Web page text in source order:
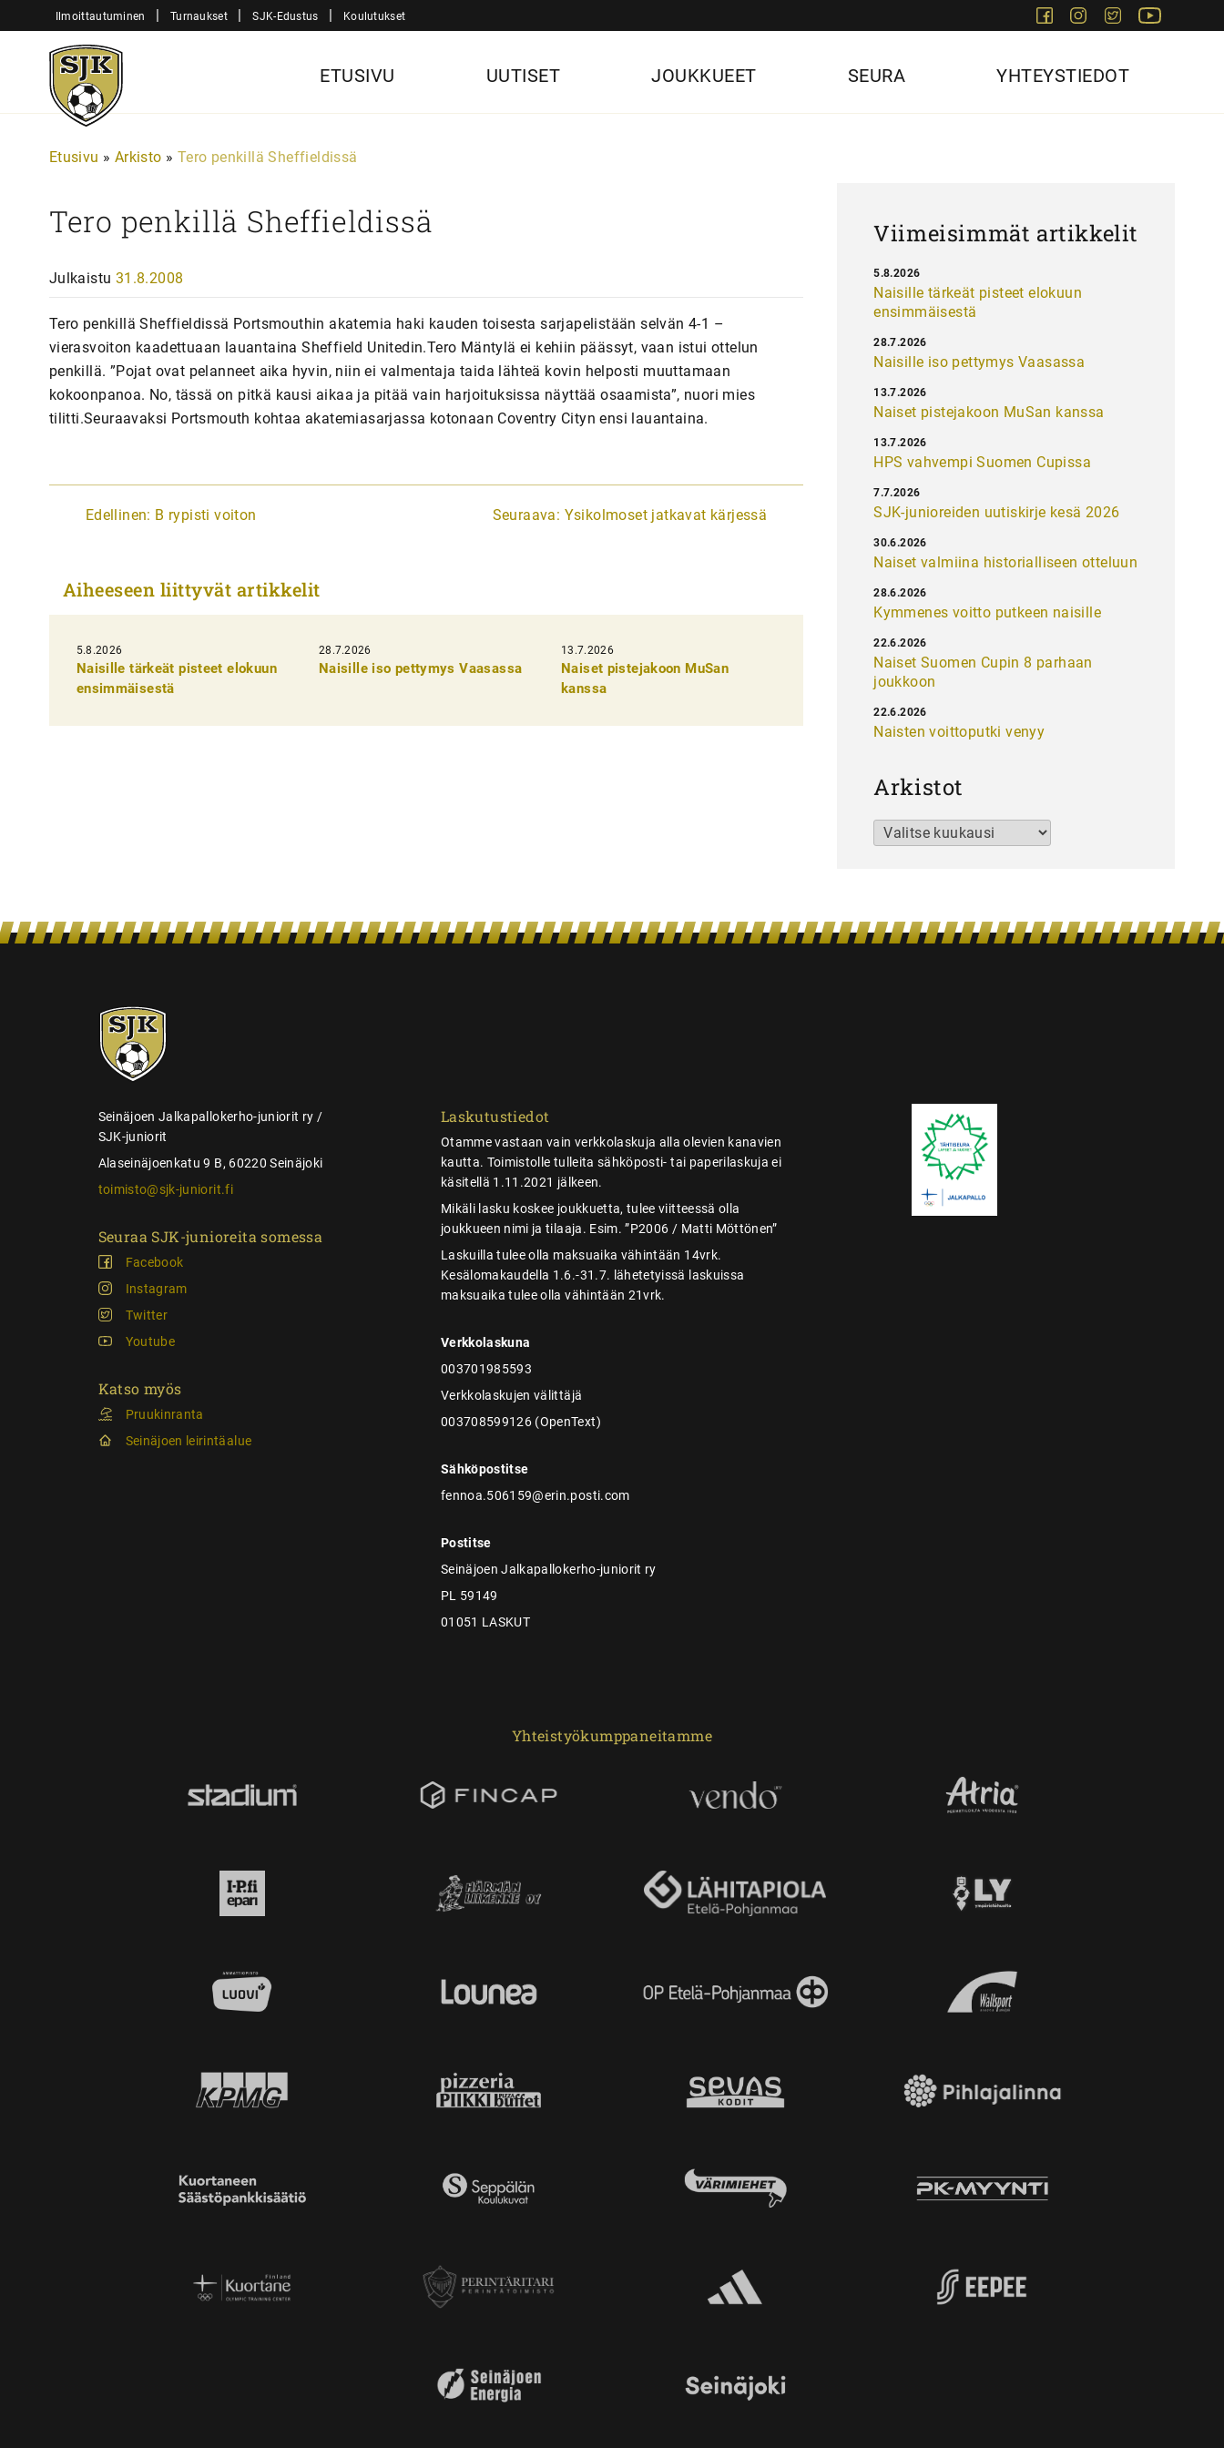
sisältöön
Ilmoittautuminen | Turnaukset | SJK-Edustus | Koulutukset FacebookInstagram
Twitter
Sjk-
Juniorit
ETUSIVU UUTISET JOUKKUEET SEURA YHTEYSTIEDOT
Etusivu » Arkisto » Tero penkillä Sheffieldissä
Tero penkillä Sheffieldissä
Julkaistu 31.8.2008
Tero penkillä Sheffieldissä Portsmouthin akatemia haki kauden toisesta sarjapelistään selvän 4-1 –
vierasvoiton kaadettuaan lauantaina Sheffield Unitedin.Tero Mäntylä ei kehiin päässyt, vaan istui ottelun
penkillä. ”Pojat ovat pelanneet aika hyvin, niin ei valmentaja taida lähteä kovin helposti muuttamaan
kokoonpanoa. No, tässä on pitkä kausi aikaa ja pitää vain harjoituksissa näyttää osaamista”, nuori mies
tilitti.Seuraavaksi Portsmouth kohtaa akatemiasarjassa kotonaan Coventry Cityn ensi lauantaina.
A
i
k
e
u
Edellinen: B rypisti voiton Seuraava: Ysikolmoset jatkavat kärjessä
Aiheeseen liittyvät artikkelit
5.8.2026
Naisille tärkeät pisteet elokuun
ensimmäisestä
28.7.2026
Naisille iso pettymys Vaasassa
13.7.2026
Naiset pistejakoon MuSan
kanssa
Viimeisimmät artikkelit
Naisille tärkeät pisteet elokuun
ensimmäisestä
5.8.2026
Naisille iso pettymys Vaasassa
28.7.2026
Naiset pistejakoon MuSan kanssa
13.7.2026
HPS vahvempi Suomen Cupissa
13.7.2026
SJK-junioreiden uutiskirje kesä 2026
7.7.2026
Naiset valmiina historialliseen otteluun
30.6.2026
Kymmenes voitto putkeen naisille
28.6.2026
Naiset Suomen Cupin 8 parhaan
joukkoon
22.6.2026
Naisten voittoputki venyy
22.6.2026
Arkistot
Arkistot
SJK-
juniorit
Seinäjoen Jalkapallokerho-juniorit ry /
SJK-juniorit
Alaseinäjoenkatu 9 B, 60220 Seinäjoki
toimisto@sjk-juniorit.fi
Seuraa SJK-junioreita somessa
Facebook
Instagram
Twitter
Youtube
Katso myös
Pruukinranta
Seinäjoen leirintäalue
Laskutustiedot
Otamme vastaan vain verkkolaskuja alla olevien kanavien
kautta. Toimistolle tulleita sähköposti- tai paperilaskuja ei
käsitellä 1.11.2021 jälkeen.
Mikäli lasku koskee joukkuetta, tulee viitteessä olla
joukkueen nimi ja tilaaja. Esim. ”P2006 / Matti Möttönen”
Laskuilla tulee olla maksuaika vähintään 14vrk.
Kesälomakaudella 1.6.-31.7. lähetetyissä laskuissa
maksuaika tulee olla vähintään 21vrk.
Verkkolaskuna
003701985593
Verkkolaskujen välittäjä
003708599126 (OpenText)
Sähköpostitse
fennoa.506159@erin.posti.com
Postitse
Seinäjoen Jalkapallokerho-juniorit ry
PL 59149
01051 LASKUT
Yhteistyökumppaneitamme